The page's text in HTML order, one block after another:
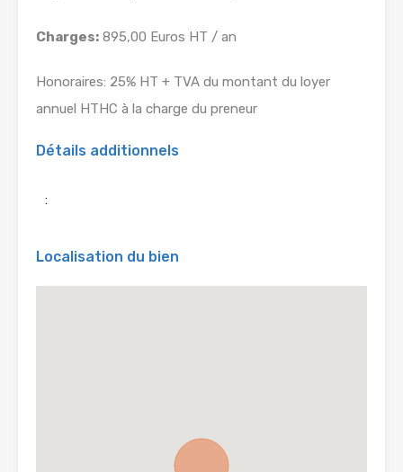
Charges: 895,00 Euros HT / an
Honoraires: 25% HT + TVA du montant du loyer
annuel HTHC à la charge du preneur
Détails additionnels
:
Localisation du bien